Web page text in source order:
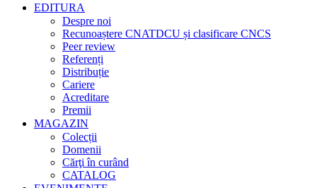
EDITURA
Despre noi
Recunoaștere CNATDCU și clasificare CNCS
Peer review
Referenți
Distribuție
Cariere
Acreditare
Premii
MAGAZIN
Colecții
Domenii
Cărţi în curând
CATALOG